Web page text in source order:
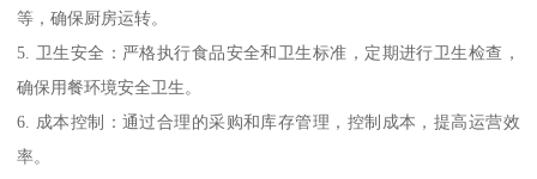
等，确保厨房运转。
5. 卫生安全：严格执行食品安全和卫生标准，定期进行卫生检查，
确保用餐环境安全卫生。
6. 成本控制：通过合理的采购和库存管理，控制成本，提高运营效
率。